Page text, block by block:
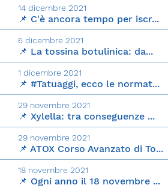
14 dicembre 2021
📌 C'è ancora tempo per iscr...
6 dicembre 2021
📌 La tossina botulinica: da...
1 dicembre 2021
📌 #Tatuaggi, ecco le normat...
29 novembre 2021
📌 Xylella: tra conseguenze ...
29 novembre 2021
📌 ATOX Corso Avanzato di To...
18 novembre 2021
📌 Ogni anno il 18 novembre ...